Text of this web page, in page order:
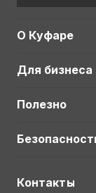
О Куфаре
Для бизнеса
Полезно
Контакты